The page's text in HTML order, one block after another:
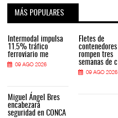
MÁS POPULARES
Intermodal impulsa
11.5% tráfico
ferroviario me
09 AGO 2026
Miguel Ángel Bres
encabezará
seguridad en CONCA
Fletes de
contenedores
rompen tres
semanas de c
09 AGO 2026